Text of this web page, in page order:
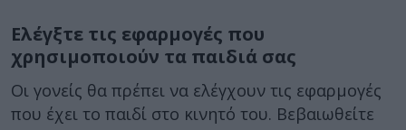
Ελέγξτε τις εφαρμογές που
χρησιμοποιούν τα παιδιά σας
Οι γονείς θα πρέπει να ελέγχουν τις εφαρμογές
που έχει το παιδί στο κινητό του. Βεβαιωθείτε